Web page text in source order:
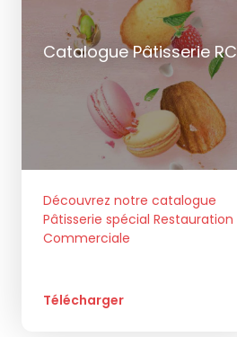
Catalogue Pâtisserie RC
Découvrez notre catalogue
Pâtisserie spécial Restauration
Commerciale
Télécharger